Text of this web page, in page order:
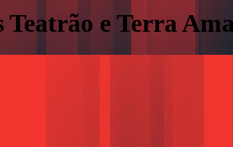
Teatrão e Terra